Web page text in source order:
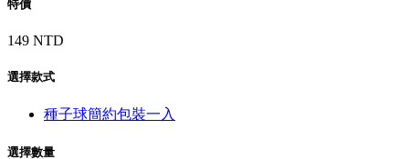
特價
149 NTD
選擇款式
種子球簡約包裝一入
選擇數量